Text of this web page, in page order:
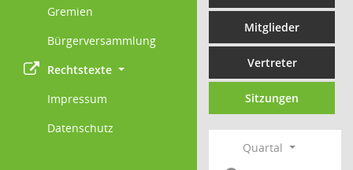
Gremien
Bürgerversammlung
Rechtstexte
Impressum
Datenschutz
Mitglieder
Vertreter
Sitzungen
Quartal